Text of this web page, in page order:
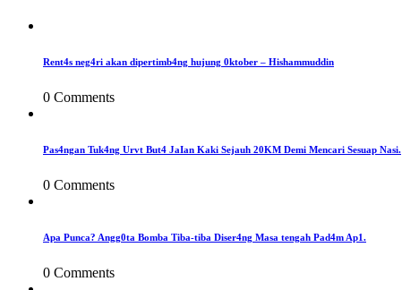
Rent4s neg4ri akan dipertimb4ng hujung 0ktober – Hishammuddin
0 Comments
Pas4ngan Tuk4ng Urvt But4 JaIan Kaki Sejauh 20KM Demi Mencari Sesuap Nasi.
0 Comments
Apa Punca? Angg0ta Bomba Tiba-tiba Diser4ng Masa tengah Pad4m Ap1.
0 Comments